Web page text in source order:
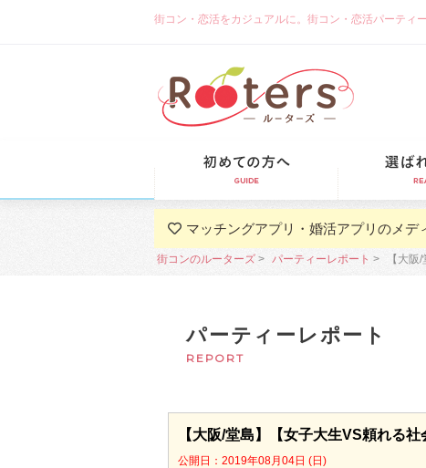
街コン・恋活をカジュアルに。街コン・恋活パーティ
マッチングアプリ・婚活アプリのメデ
街コンのルーターズ パーティーレポート 【大
パーティーレポート
REPORT
【大阪/堂島】【女子大生VS頼れる
公開日：2019年08月04日 (日)